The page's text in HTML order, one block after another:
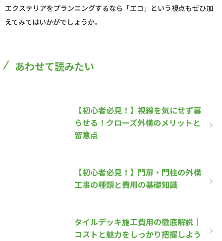
エクステリアをプランニングするなら「エコ」という視点もぜひ加
えてみてはいかがでしょうか。
あわせて読みたい
【初心者必見！】視線を気にせず暮
らせる！クローズ外構のメリットと
留意点
【初心者必見！】門扉・門柱の外構
工事の種類と費用の基礎知識
タイルデッキ施工費用の徹底解説｜
コストと魅力をしっかり把握しよう